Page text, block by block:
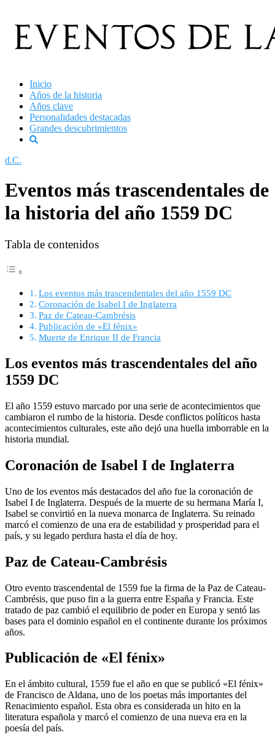
contenido
Inicio
Años de la historia
Años clave
Personalidades destacadas
Grandes descubrimientos
d.C.
Eventos más trascendentales de
la historia del año 1559 DC
Tabla de contenidos
Los eventos más trascendentales del año 1559 DC
Coronación de Isabel I de Inglaterra
Paz de Cateau-Cambrésis
Publicación de «El fénix»
Muerte de Enrique II de Francia
Los eventos más trascendentales del año
1559 DC
El año 1559 estuvo marcado por una serie de acontecimientos que
cambiaron el rumbo de la historia. Desde conflictos políticos hasta
acontecimientos culturales, este año dejó una huella imborrable en la
historia mundial.
Coronación de Isabel I de Inglaterra
Uno de los eventos más destacados del año fue la coronación de
Isabel I de Inglaterra. Después de la muerte de su hermana María I,
Isabel se convirtió en la nueva monarca de Inglaterra. Su reinado
marcó el comienzo de una era de estabilidad y prosperidad para el
país, y su legado perdura hasta el día de hoy.
Paz de Cateau-Cambrésis
Otro evento trascendental de 1559 fue la firma de la Paz de Cateau-
Cambrésis, que puso fin a la guerra entre España y Francia. Este
tratado de paz cambió el equilibrio de poder en Europa y sentó las
bases para el dominio español en el continente durante los próximos
años.
Publicación de «El fénix»
En el ámbito cultural, 1559 fue el año en que se publicó «El fénix»
de Francisco de Aldana, uno de los poetas más importantes del
Renacimiento español. Esta obra es considerada un hito en la
literatura española y marcó el comienzo de una nueva era en la
poesía del país.